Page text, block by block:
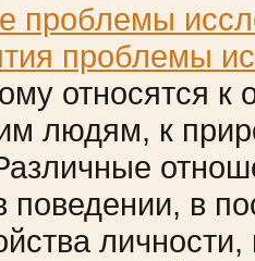
проблемы
проблемы
относятся
людям, к
в